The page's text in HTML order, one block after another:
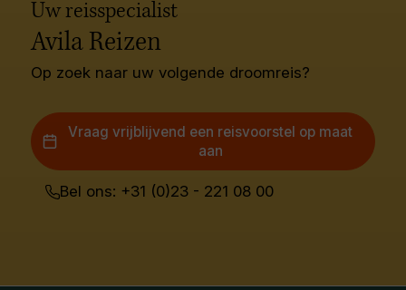
Uw reisspecialist
Avila Reizen
Op zoek naar uw volgende droomreis?
Vraag vrijblijvend een reisvoorstel op maat
aan
Bel ons: +31 (0)23 - 221 08 00